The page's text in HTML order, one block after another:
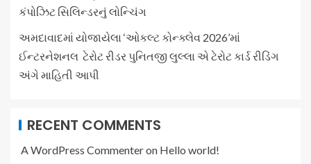
કંપોઝિટ સિલિન્ડરનું લોન્ચિંગ
અમદાવાદમાં યોજાયેલા ‘ઓકલ્ટ કોન્ક્લેવ 2026’માં
ઈન્ટરનેશનલ ટેરોટ રીડર પુનિતજી લુલ્લા એ ટેરોટ કાર્ડ રીડિંગ
અંગે માહિતી આપી
RECENT COMMENTS
A WordPress Commenteron Hello world!